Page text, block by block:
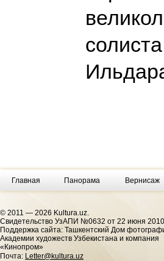
Главная Панорама Вернисаж
© 2011 — 2026 Kultura.uz.
Cвидетельство УзАПИ №0632 от 22 июня 2010
Поддержка сайта: Ташкентский Дом
Академии художеств Узбекистана и компания
«Кинопром»
Почта: Letter@kultura.uz